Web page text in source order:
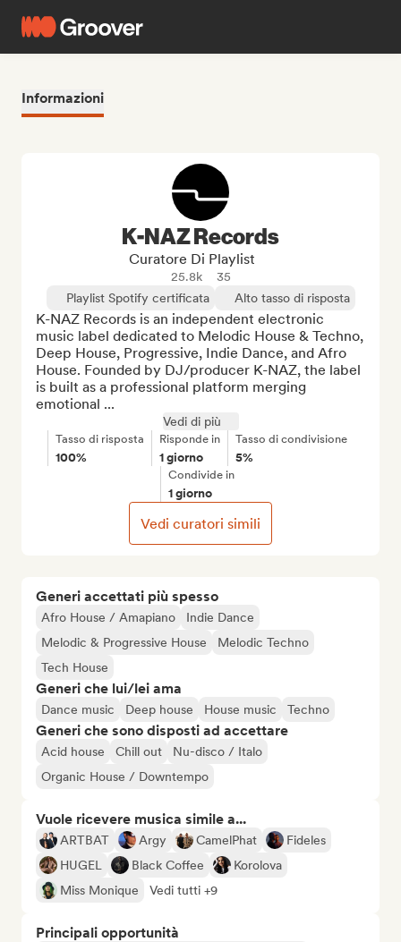
Informazioni
Generi accettati più spesso
Afro House / Amapiano
Indie Dance
Melodic & Progressive House
Melodic Techno
Tech House
Generi che lui/lei ama
Dance music Deep house House music Techno
Generi che sono disposti ad accettare
Acid house Chill out
Nu-disco / Italo
Organic House / Downtempo
Vuole ricevere musica simile a...
ARTBAT Argy CamelPhat
Fideles
HUGEL
Black Coffee
Korolova
Miss Monique
Vedi tutti +9
Principali opportunità
K-NAZ Records
Curatore Di Playlist
25.8k
35
Playlist Spotify certificata
Alto tasso di risposta
K-NAZ Records is an independent electronic
music label dedicated to Melodic House & Techno,
Deep House, Progressive, Indie Dance, and Afro
House. Founded by DJ/producer K-NAZ, the label
is built as a professional platform merging
emotional ...
Vedi di più
Tasso di risposta
100%
Risponde in
1 giorno
Tasso di condivisione
5%
Condivide in
1 giorno
Vedi curatori simili